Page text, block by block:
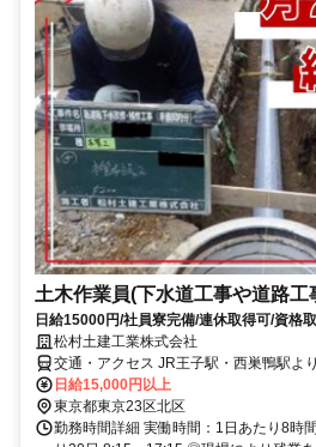
土木作業員(下水道工事や道路工
日給15000円/社員寮完備/連休取得可/資格
松村土建工業株式会社
交通・アクセス JR王子駅・西巣鴨駅よ
日給15,000円以上
東京都東京23区北区
勤務時間詳細 実働時間：1日あたり8時